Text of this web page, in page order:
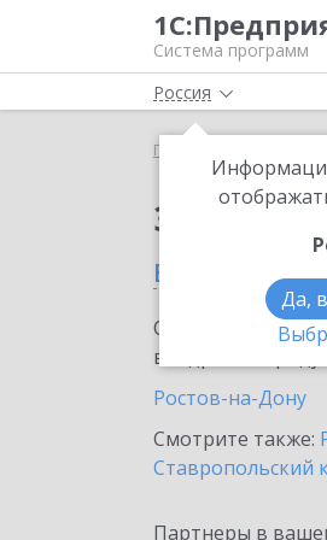
Система программ
Россия
Да,
Главная
в
Ознакомьтесь с
внедрение
Ростов-на-Дону
Смотрите также:
Ставропольский
Партнеры в